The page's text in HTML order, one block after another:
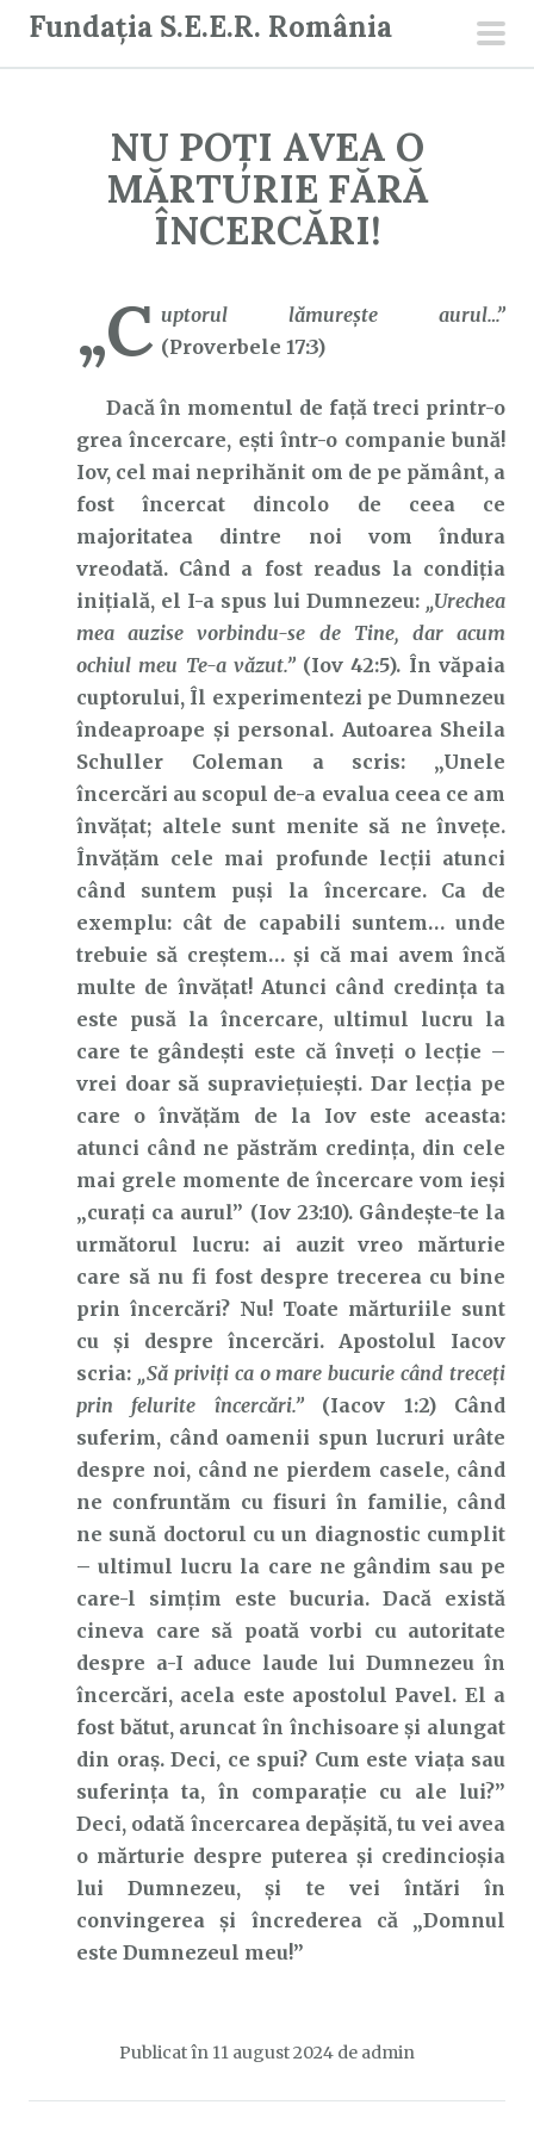
Fundația S.E.E.R. România
NU POȚI AVEA O
MĂRTURIE FĂRĂ
ÎNCERCĂRI!
„C uptorul lămurește aurul…”
(Proverbele 17:3)
Dacă în momentul de față treci printr-o
grea încercare, ești într-o companie bună!
Iov, cel mai neprihănit om de pe pământ, a
fost încercat dincolo de ceea ce
majoritatea dintre noi vom îndura
vreodată. Când a fost readus la condiția
inițială, el I-a spus lui Dumnezeu: „Urechea
mea auzise vorbindu-se de Tine, dar acum
ochiul meu Te-a văzut.”(Iov 42:5). În văpaia
cuptorului, Îl experimentezi pe Dumnezeu
îndeaproape și personal. Autoarea Sheila
Schuller Coleman a scris: „Unele
încercări au scopul de-a evalua ceea ce am
învățat; altele sunt menite să ne învețe.
Învățăm cele mai profunde lecții atunci
când suntem puși la încercare. Ca de
exemplu: cât de capabili suntem… unde
trebuie să creștem… și că mai avem încă
multe de învățat! Atunci când credința ta
este pusă la încercare, ultimul lucru la
care te gândești este că înveți o lecție –
vrei doar să supraviețuiești. Dar lecția pe
care o învățăm de la Iov este aceasta:
atunci când ne păstrăm credința, din cele
mai grele momente de încercare vom ieși
„curați ca aurul” (Iov 23:10). Gândește-te la
următorul lucru: ai auzit vreo mărturie
care să nu fi fost despre trecerea cu bine
prin încercări? Nu! Toate mărturiile sunt
cu și despre încercări. Apostolul Iacov
scria: „Să priviţi ca o mare bucurie când treceţi
prin felurite încercări.”(Iacov 1:2) Când
suferim, când oamenii spun lucruri urâte
despre noi, când ne pierdem casele, când
ne confruntăm cu fisuri în familie, când
ne sună doctorul cu un diagnostic cumplit
– ultimul lucru la care ne gândim sau pe
care-l simțim este bucuria. Dacă există
cineva care să poată vorbi cu autoritate
despre a-I aduce laude lui Dumnezeu în
încercări, acela este apostolul Pavel. El a
fost bătut, aruncat în închisoare și alungat
din oraș. Deci, ce spui? Cum este viața sau
suferința ta, în comparație cu ale lui?”
Deci, odată încercarea depășită, tu vei avea
o mărturie despre puterea și credincioșia
lui Dumnezeu, și te vei întări în
convingerea și încrederea că „Domnul
este Dumnezeul meu!”
Publicat în 11 august 2024 de admin